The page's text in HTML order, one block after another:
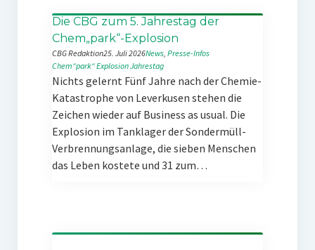
Die CBG zum 5. Jahrestag der
Chem„park“-Explosion
CBG Redaktion25. Juli 2026News, Presse-Infos
Chem“park“ExplosionJahrestag
Nichts gelernt Fünf Jahre nach der Chemie-
Katastrophe von Leverkusen stehen die
Zeichen wieder auf Business as usual. Die
Explosion im Tanklager der Sondermüll-
Verbrennungsanlage, die sieben Menschen
das Leben kostete und 31 zum…